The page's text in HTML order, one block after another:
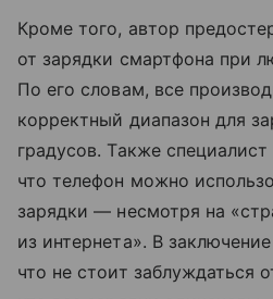
Кроме того, автор
от зарядки смартфона при
По его словам, все
корректный диапазон для
градусов. Также специалист
что телефон можно
зарядки — несмотря на
из интернета». В
что не стоит заблуждаться